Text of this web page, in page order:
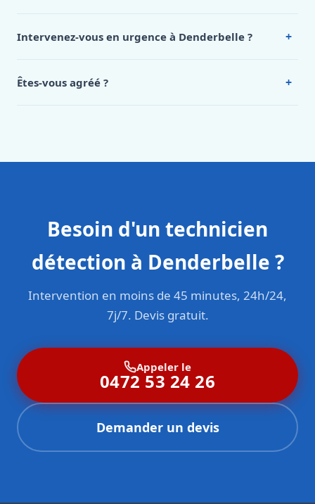
Denderbelle, appelez le 0472 53 24 26.
Intervenez-vous en urgence à Denderbelle ? +
Êtes-vous agréé ? +
Besoin d'un technicien
détection à Denderbelle ?
Intervention en moins de 45 minutes, 24h/24,
7j/7. Devis gratuit.
Appeler le
0472 53 24 26
Demander un devis